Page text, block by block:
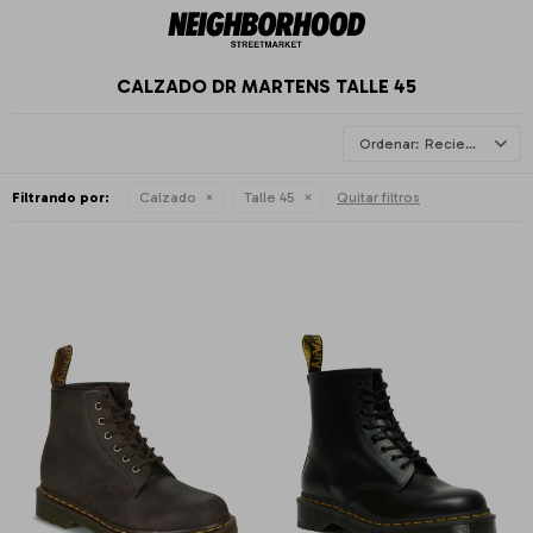
CALZADO DR MARTENS TALLE 45
Recientes
Filtrando por: Calzado Talle 45 Quitar filtros